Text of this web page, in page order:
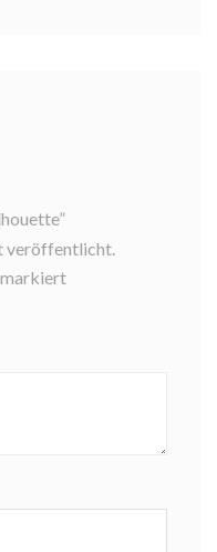
veröffentlicht.
markiert